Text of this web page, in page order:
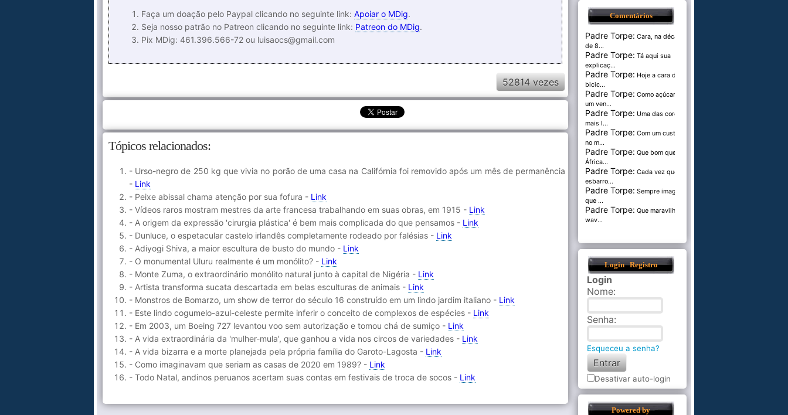
Faça um doação pelo Paypal clicando no seguinte link: Apoiar o MDig.
Seja nosso patrão no Patreon clicando no seguinte link: Patreon do MDig.
Pix MDig: 461.396.566-72 ou luisaocs@gmail.com
52814 vezes
Tópicos relacionados:
- Urso-negro de 250 kg que vivia no porão de uma casa na Califórnia foi removido após um mês de permanência
- Link
- Peixe abissal chama atenção por sua fofura - Link
- Vídeos raros mostram mestres da arte francesa trabalhando em suas obras, em 1915 - Link
- A origem da expressão 'cirurgia plástica' é bem mais complicada do que pensamos - Link
- Dunluce, o espetacular castelo irlandês completamente rodeado por falésias - Link
- Adiyogi Shiva, a maior escultura de busto do mundo - Link
- O monumental Uluru realmente é um monólito? - Link
- Monte Zuma, o extraordinário monólito natural junto à capital de Nigéria - Link
- Artista transforma sucata descartada em belas esculturas de animais - Link
- Monstros de Bomarzo, um show de terror do século 16 construído em um lindo jardim italiano - Link
- Este lindo cogumelo-azul-celeste permite inferir o conceito de complexos de espécies - Link
- Em 2003, um Boeing 727 levantou voo sem autorização e tomou chá de sumiço - Link
- A vida extraordinária da 'mulher-mula', que ganhou a vida nos circos de variedades - Link
- A vida bizarra e a morte planejada pela própria família do Garoto-Lagosta - Link
- Como imaginavam que seriam as casas de 2020 em 1989? - Link
- Todo Natal, andinos peruanos acertam suas contas em festivais de troca de socos - Link
Comentários
Padre Torpe: Cara, na década
de 8...
Padre Torpe: Tá aqui sua
explicaç...
Padre Torpe: Hoje a cara de
bicic...
Padre Torpe: Como açúcar é
um ven...
Padre Torpe: Uma das cores
mais l...
Padre Torpe: Com um custo de
no m...
Padre Torpe: Que bom que a
África...
Padre Torpe: Cada vez que
esbarro...
Padre Torpe: Sempre imaginei
que ...
Padre Torpe: Que maravilha de
wav...
Login Registro
Login
Nome:
Senha:
Esqueceu a senha?
Desativar auto-login
Powered by